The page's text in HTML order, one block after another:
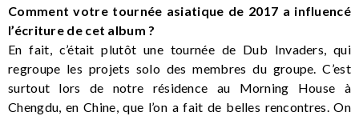
Comment votre tournée asiatique de 2017 a influencé
l’écriture de cet album ?
En fait, c’était plutôt une tournée de Dub Invaders, qui
regroupe les projets solo des membres du groupe. C’est
surtout lors de notre résidence au Morning House à
Chengdu, en Chine, que l’on a fait de belles rencontres. On